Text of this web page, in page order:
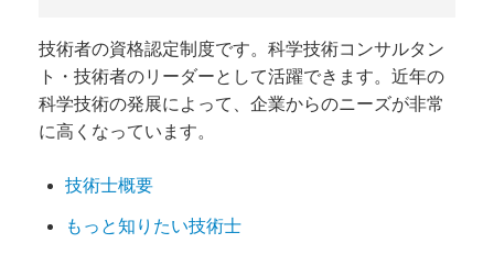
技術者の資格認定制度です。科学技術コンサルタン
ト・技術者のリーダーとして活躍できます。近年の
科学技術の発展によって、企業からのニーズが非常
に高くなっています。
技術士概要
もっと知りたい技術士